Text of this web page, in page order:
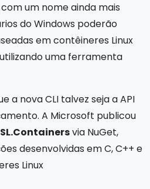
um nome ainda mais
do Windows poderão
em contêineres Linux
uma ferramenta
a nova CLI talvez seja a API
A Microsoft publicou
via NuGet,
desenvolvidas em C, C++ e
Linux